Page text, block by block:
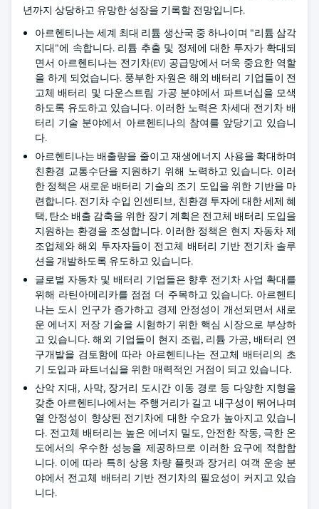
년까지 상당하고 유망한 성장을 기록할 전망입니다.
아르헨티나는 세계 최대 리튬 생산국 중 하나이며 "리튬 삼각
지대"에 속합니다. 리튬 추출 및 정제에 대한 투자가 확대되
면서 아르헨티나는 전기차(EV) 공급망에서 더욱 중요한 역할
을 하게 되었습니다. 풍부한 자원은 해외 배터리 기업들이 전
고체 배터리 및 다운스트림 가공 분야에서 파트너십을 모색
하도록 유도하고 있습니다. 이러한 노력은 차세대 전기차 배
터리 기술 분야에서 아르헨티나의 참여를 앞당기고 있습니
다.
아르헨티나는 배출량을 줄이고 재생에너지 사용을 확대하며
친환경 교통수단을 지원하기 위해 노력하고 있습니다. 이러
한 정책은 새로운 배터리 기술의 조기 도입을 위한 기반을 마
련합니다. 전기차 수입 인센티브, 친환경 투자에 대한 세제 혜
택, 탄소 배출 감축을 위한 장기 계획은 전고체 배터리 도입을
지원하는 환경을 조성합니다. 이러한 정책은 현지 자동차 제
조업체와 해외 투자자들이 전고체 배터리 기반 전기차 솔루
션을 개발하도록 유도하고 있습니다.
글로벌 자동차 및 배터리 기업들은 향후 전기차 사업 확대를
위해 라틴아메리카를 점점 더 주목하고 있습니다. 아르헨티
나는 도시 인구가 증가하고 경제 안정성이 개선되면서 새로
운 에너지 저장 기술을 시험하기 위한 핵심 시장으로 부상하
고 있습니다. 해외 기업들이 현지 조립, 리튬 가공, 배터리 연
구개발을 검토함에 따라 아르헨티나는 전고체 배터리의 초
기 도입과 파트너십을 위한 매력적인 거점이 되고 있습니다.
산악 지대, 사막, 장거리 도시간 이동 경로 등 다양한 지형을
갖춘 아르헨티나에서는 주행거리가 길고 내구성이 뛰어나며
열 안정성이 향상된 전기차에 대한 수요가 높아지고 있습니
다. 전고체 배터리는 높은 에너지 밀도, 안전한 작동, 극한 온
도에서의 우수한 성능을 제공하므로 이러한 요구에 적합합
니다. 이에 따라 특히 상용 차량 플릿과 장거리 여객 운송 분
야에서 전고체 배터리 기반 전기차의 필요성이 커지고 있습
니다.